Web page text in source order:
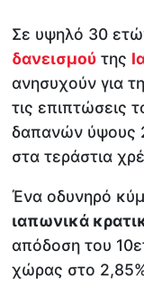
Σε υψηλό 30
δανεισμού της
ανησυχούν για
τις επιπτώσεις
δαπανών ύψους
στα τεράστια
Ένα οδυνηρό
ιαπωνικά
απόδοση του
χώρας στο